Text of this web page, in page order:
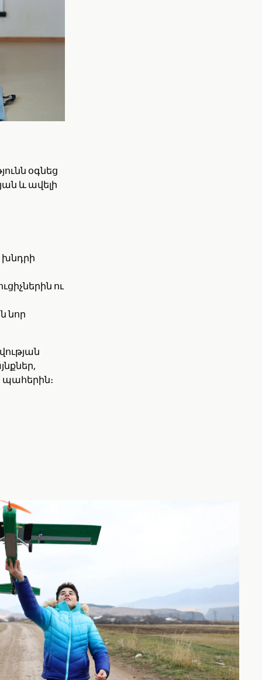
օգնեց
և ավելի
խնդրի
ու
նոր
պահերին։